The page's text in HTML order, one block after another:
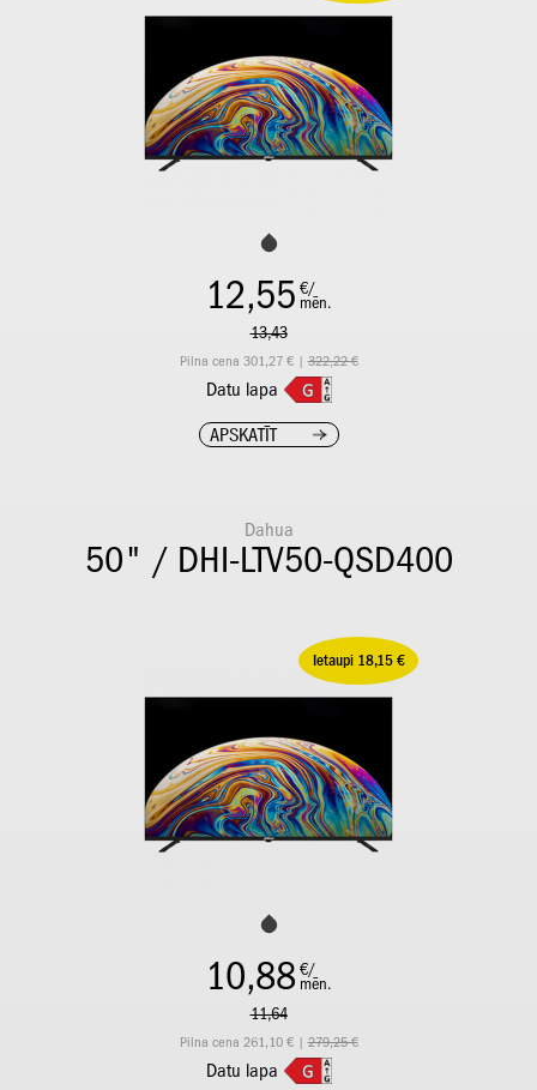
12,55 €/
mēn.
13,43
Pilna cena 301,27 € |322,22 €
Datu lapa
APSKATĪT
Dahua
50" / DHI-LTV50-QSD400
Ietaupi 18,15 €
10,88 €/
mēn.
11,64
Pilna cena 261,10 € |279,25 €
Datu lapa